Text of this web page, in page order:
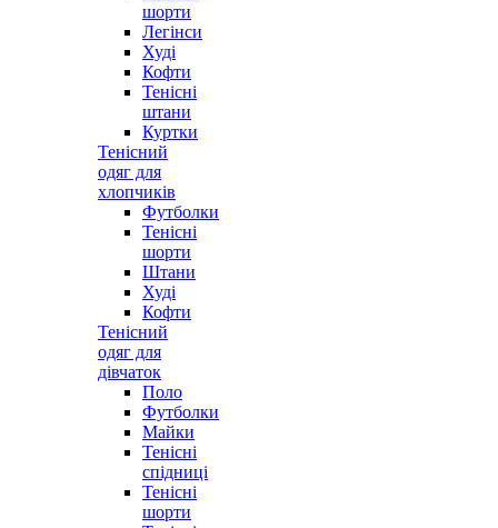
шорти
Легінси
Худі
Кофти
Тенісні
штани
Куртки
Тенісний
одяг для
хлопчиків
Футболки
Тенісні
шорти
Штани
Худі
Кофти
Тенісний
одяг для
дівчаток
Поло
Футболки
Майки
Тенісні
спідниці
Тенісні
шорти